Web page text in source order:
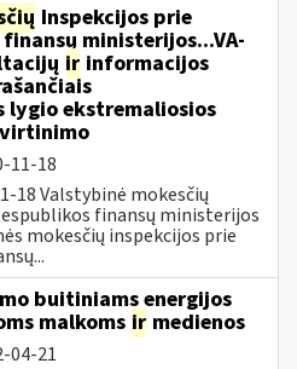
Inspekcijos prie
ministerijos...VA-
ir informacijos
ekstremaliosios
11-18
18 Valstybinė mokesčių
finansų ministerijos
mokesčių inspekcijos prie
buitiniams energijos
malkoms ir medienos
04-21